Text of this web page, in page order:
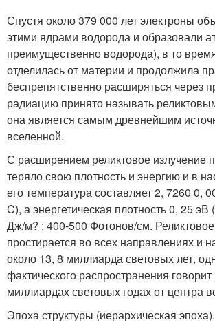
Спустя около 379 000 лет электроны
этими ядрами водорода и образовали
преимущественно водорода), в то
отделилась от материи и продолжила
беспрепятственно расширяться через
радиацию принято называть
она является самым древнейшим
вселенной.
С расширением реликтовое излучение
теряло свою плотность и энергию и в
его температура составляет 2, 7260 0,
C), а энергетическая плотность 0, 25
Дж/м? ; 400-500 Фотонов/см.
простирается во всех направлениях и
около 13, 8 миллиарда световых лет,
фактического распространения
миллиардах световых годах от центра
Эпоха структуры (иерархическая эпоха).